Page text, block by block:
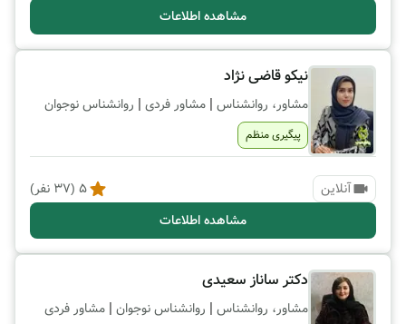
مشاهده اطلاعات
نیکو قاضی نژاد
مشاور، روانشناس | مشاور فردی | روانشناس نوجوان
پیگیری منظم
آنلاین 5
(
37 نفر)
مشاهده اطلاعات
دکتر ساناز سعیدی
مشاور، روانشناس | روانشناس نوجوان | مشاور فردی